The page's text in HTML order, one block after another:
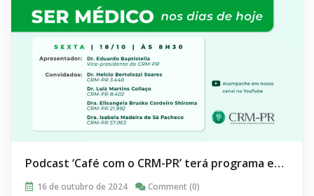
Podcast ‘Café com o CRM-PR’ terá programa especial sobre o Dia do Médico
16 de outubro de 2024 Comment (0)